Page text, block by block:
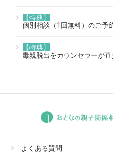
【特典】
個別相談（1回無料）のご予
【特典】
毒親脱出をカウンセラーが
よくある質問